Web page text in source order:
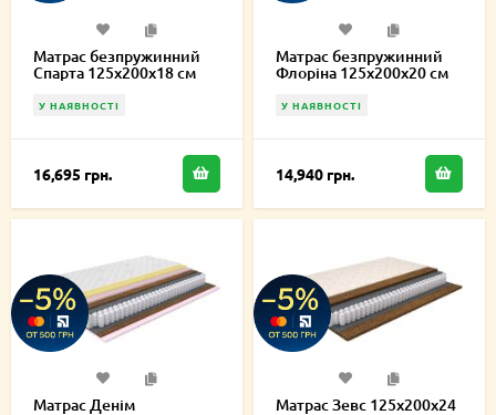
Матрас безпружинний
Спарта 125х200х18 см
У НАЯВНОСТІ
16,695 грн.
Матрас безпружинний
Флоріна 125х200х20 см
У НАЯВНОСТІ
14,940 грн.
Матрас Денім Матрас Зевс 125х200х24